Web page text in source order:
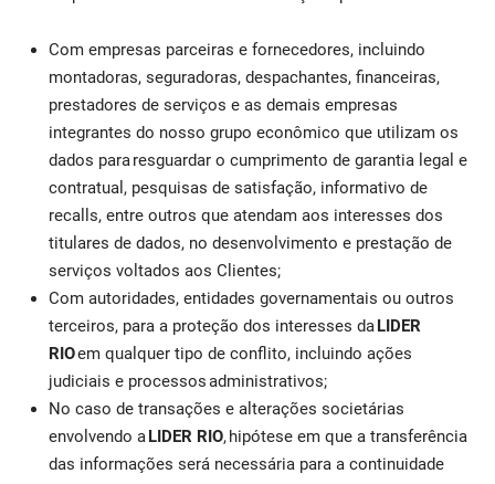
Com empresas parceiras e fornecedores, incluindo
montadoras, seguradoras, despachantes, financeiras,
prestadores de serviços e as demais empresas
integrantes do nosso grupo econômico que utilizam os
dados para resguardar o cumprimento de garantia legal e
contratual, pesquisas de satisfação, informativo de
recalls, entre outros que atendam aos interesses dos
titulares de dados, no desenvolvimento e prestação de
serviços voltados aos Clientes;
Com autoridades, entidades governamentais ou outros
terceiros, para a proteção dos interesses daLIDER
RIOem qualquer tipo de conflito, incluindo ações
judiciais e processos administrativos;
No caso de transações e alterações societárias
envolvendo aLIDER RIO, hipótese em que a transferência
das informações será necessária para a continuidade